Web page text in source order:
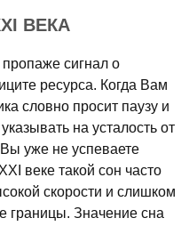
ВЕКА
сигнал о
ресурса. Когда Вам
словно просит паузу и
на усталость от
Вы уже не успеваете
веке такой сон часто
скорости и слишком
границы. Значение сна